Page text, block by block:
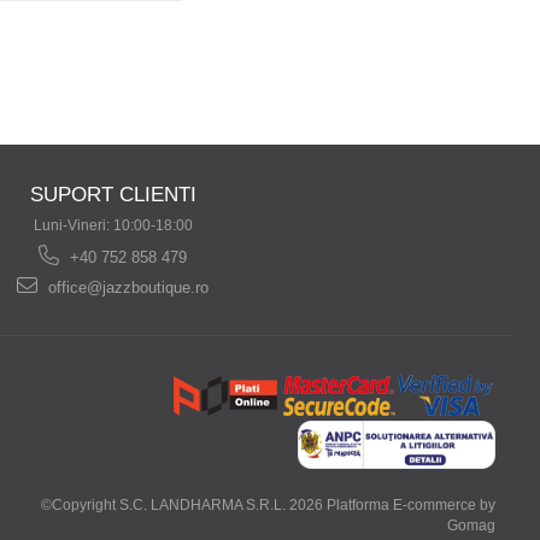
SUPORT CLIENTI
Luni-Vineri: 10:00-18:00
+40 752 858 479
office@jazzboutique.ro
©Copyright S.C. LANDHARMA S.R.L. 2026 Platforma E-commerce by
Gomag